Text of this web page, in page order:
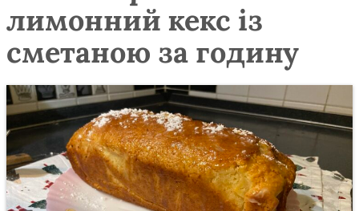
лимонний кекс із
сметаною за годину